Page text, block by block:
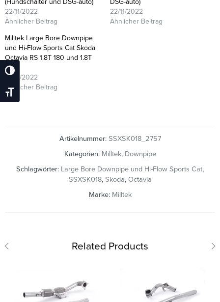
Umschalten Auf Hohe Kontraste
Schrift Vergrößern
22/11/2022
Ähnlicher Beitrag
22/11/2022
Ähnlicher Beitrag
Milltek Large Bore Downpipe
und Hi-Flow Sports Cat Skoda
Octavia RS 1.8T 180 und 1.8T
150
22/11/2022
Ähnlicher Beitrag
Artikelnummer: SSXSK018_2757
Kategorien: Milltek, Downpipe
Schlagwörter: Large Bore Downpipe und Hi-Flow Sports Cat,
SSXSK018, Skoda, Octavia
Marke: Milltek
Related Products